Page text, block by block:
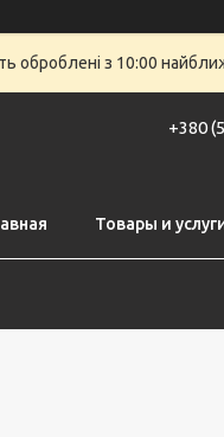
оброблені з 10:00
+380
Товары и